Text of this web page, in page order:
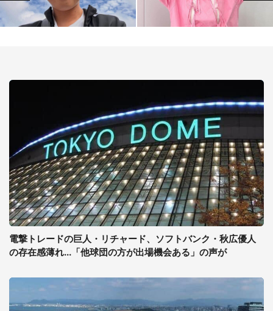
電撃トレードの巨人・リチャード、ソフトバンク・秋広優人
の存在感薄れ...「他球団の方が出場機会ある」の声が